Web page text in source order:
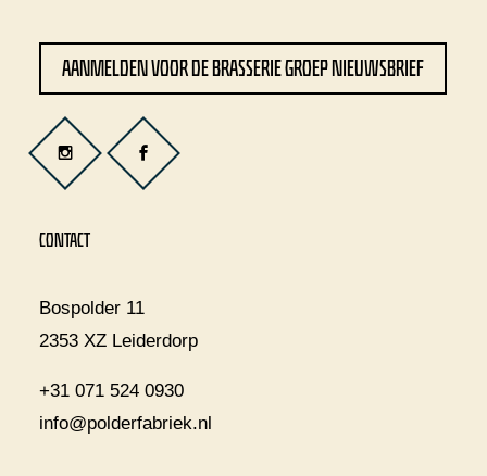
AANMELDEN VOOR DE BRASSERIE GROEP NIEUWSBRIEF
CONTACT
Bospolder 11
2353 XZ Leiderdorp
+31 071 524 0930
info@polderfabriek.nl